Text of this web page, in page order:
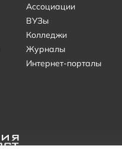
Ассоциации
ВУЗы
Колледжи
Журналы
Интернет-порталы